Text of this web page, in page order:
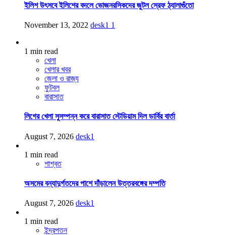
ইলিশ উৎসবে ইলিশের বদলে ভোজনরসিকদের জুটল স্রেফ ঠ্যালাগুঁতো
November 13, 2022 desk1 1
1 min read
খেলা
খেলার খবর
জেলা ও রাজ্য
ফুটবল
বারাসাত
লিগের খেলা সুসম্পন্ন করে বারাসাত স্টেডিয়াম দিল ডার্বির বার্তা
August 7, 2026 desk1
1 min read
শাশ্বত
অসমের বন্যাদুর্গতদের পাশে দাঁড়ালেন উত্তরবঙ্গের দম্পতি
August 7, 2026 desk1
1 min read
ইন্দ্রপতন